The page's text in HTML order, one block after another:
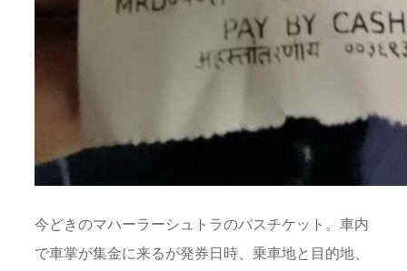
今どきのマハーラーシュトラのバスチケット。車内
で車掌が集金に来るが発券日時、乗車地と目的地、